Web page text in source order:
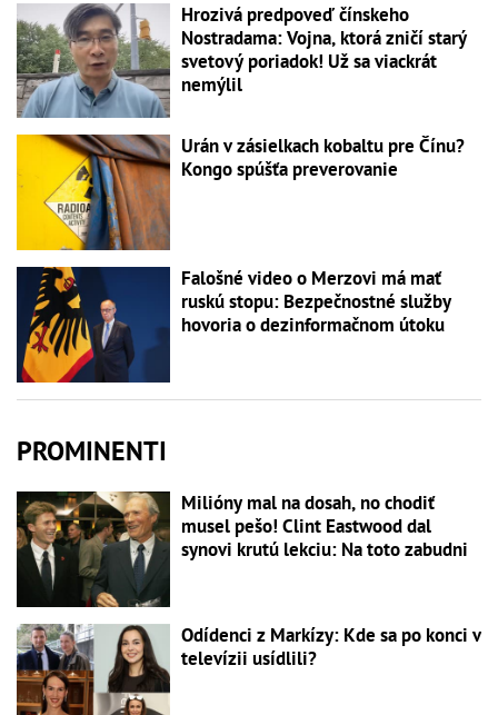
Hrozivá predpoveď čínskeho
Nostradama: Vojna, ktorá zničí starý
svetový poriadok! Už sa viackrát
nemýlil
Urán v zásielkach kobaltu pre Čínu?
Kongo spúšťa preverovanie
Falošné video o Merzovi má mať
ruskú stopu: Bezpečnostné služby
hovoria o dezinformačnom útoku
PROMINENTI
Milióny mal na dosah, no chodiť
musel pešo! Clint Eastwood dal
synovi krutú lekciu: Na toto zabudni
Odídenci z Markízy: Kde sa po konci v
televízii usídlili?